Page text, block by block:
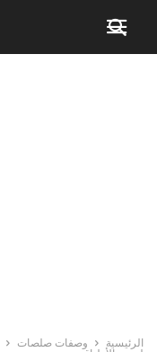
الرئيسية وصفات صلصات